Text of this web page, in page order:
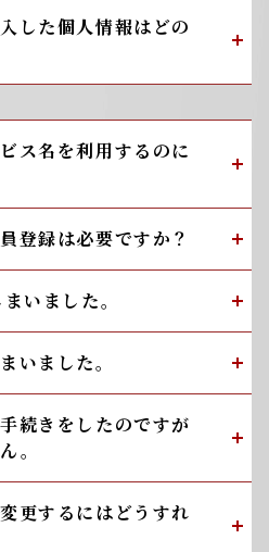
した個人情報はどの
ス名を利用するのに
登録は必要ですか？
いました。
いました。
続きをしたのですが
。
更するにはどうすれ